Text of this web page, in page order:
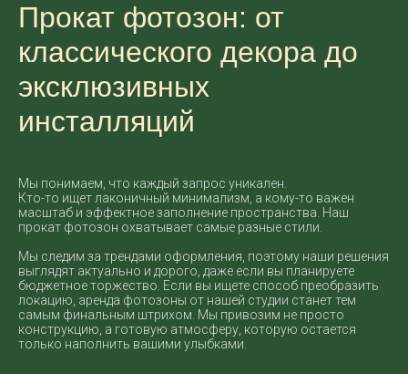
Прокат фотозон: от
классического декора до
эксклюзивных
инсталляций
Мы понимаем, что каждый запрос уникален.
Кто-то ищет лаконичный минимализм, а кому-то важен
масштаб и эффектное заполнение пространства. Наш
прокат фотозон охватывает самые разные стили.
Мы следим за трендами оформления, поэтому наши решения
выглядят актуально и дорого, даже если вы планируете
бюджетное торжество. Если вы ищете способ преобразить
локацию, аренда фотозоны от нашей студии станет тем
самым финальным штрихом. Мы привозим не просто
конструкцию, а готовую атмосферу, которую остается
только наполнить вашими улыбками.